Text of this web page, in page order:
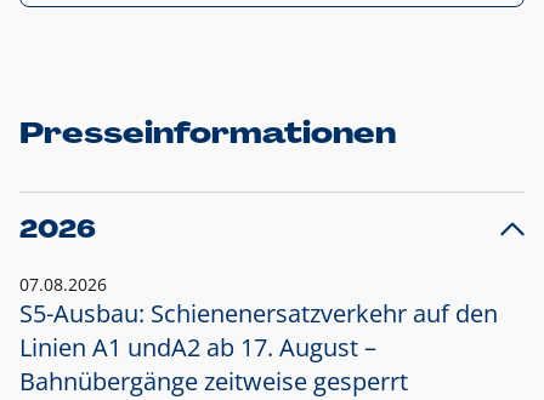
Presseinformationen
2026
07.08.2026
S5-Ausbau: Schienenersatzverkehr auf den
Linien A1 undA2 ab 17. August –
Bahnübergänge zeitweise gesperrt